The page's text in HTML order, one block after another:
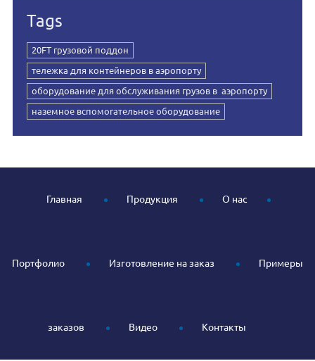
Tags
20FT грузовой поддон
тележка для контейнеров в аэропорту
оборудование для обслуживания грузов в аэропорту
наземное вспомогательное оборудование
Главная Продукция О нас
Портфолио Изготовление на заказ Примеры
заказов Видео Контакты